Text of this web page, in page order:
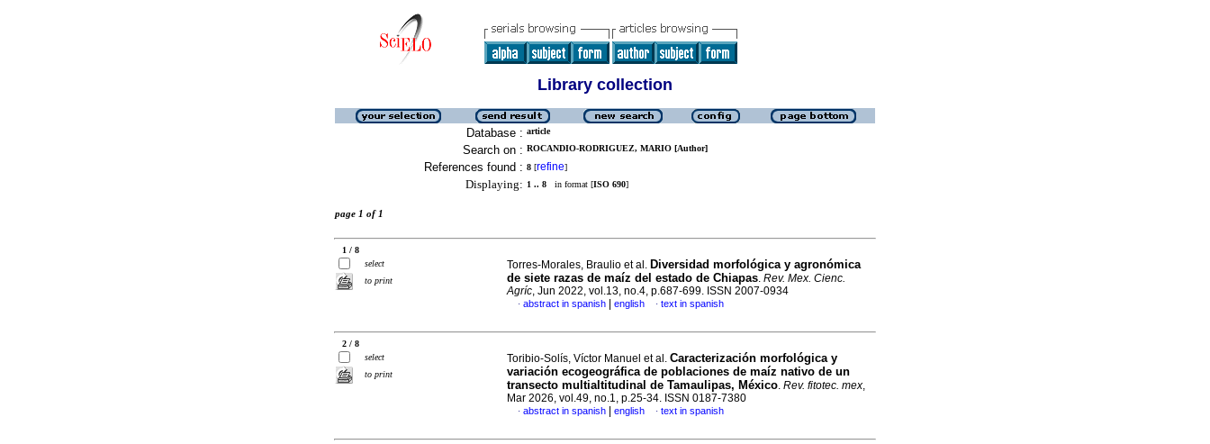
Library collection
Database : article
Search on : ROCANDIO-RODRIGUEZ, MARIO [Author]
References found : 8 [refine]
Displaying: 1 .. 8 in format [ISO 690]
page 1 of 1
1 / 8
select
to print
Torres-Morales, Braulio et al. Diversidad morfológica y agronómica
de siete razas de maíz del estado de Chiapas. Rev. Mex. Cienc.
Agríc, Jun 2022, vol.13, no.4, p.687-699. ISSN 2007-0934
· abstract in spanish english · text in spanish
2 / 8
select
to print
Toribio-Solís, Víctor Manuel et al. Caracterización morfológica y
variación ecogeográfica de poblaciones de maíz nativo de un
transecto multialtitudinal de Tamaulipas, México. Rev. fitotec. mex,
Mar 2026, vol.49, no.1, p.25-34. ISSN 0187-7380
· abstract in spanish english · text in spanish